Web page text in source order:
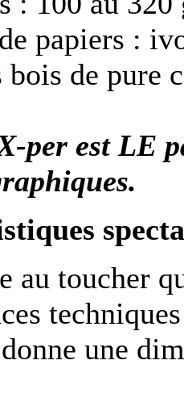
papiers :
bois de
per est LE
au toucher
une